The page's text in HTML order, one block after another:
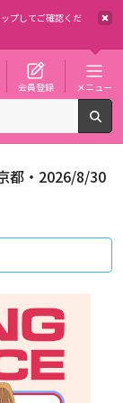
プしてご確認くだ
会員登録 メニュー
都・2026/8/30